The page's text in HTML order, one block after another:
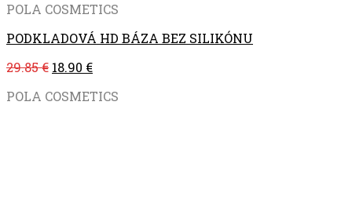
POLA COSMETICS
PODKLADOVÁ HD BÁZA BEZ SILIKÓNU
29.85€ 18.90 €
POLA COSMETICS